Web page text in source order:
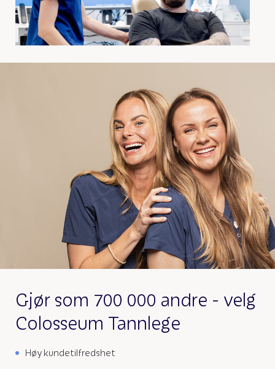
Gjør som 700 000 andre - velg
Colosseum Tannlege
Høy kundetilfredshet